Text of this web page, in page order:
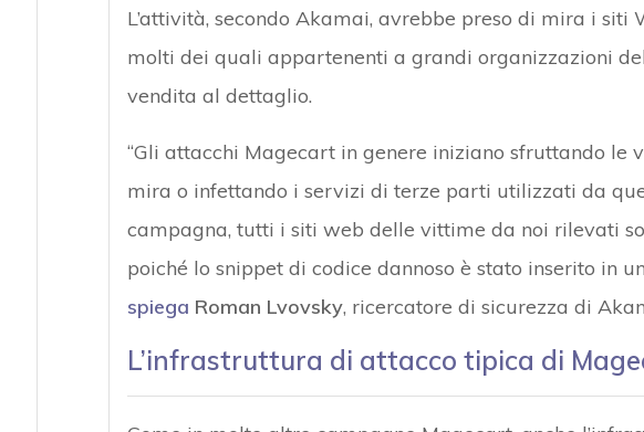
L’attività, secondo Akamai, avrebbe preso di mira i siti
molti dei quali appartenenti a grandi organizzazioni
vendita al dettaglio.
“Gli attacchi Magecart in genere iniziano sfruttando le
mira o infettando i servizi di terze parti utilizzati da
campagna, tutti i siti web delle vittime da noi rilevati
poiché lo snippet di codice dannoso è stato inserito in
spiega Roman Lvovsky, ricercatore di sicurezza di
L’infrastruttura di attacco tipica di